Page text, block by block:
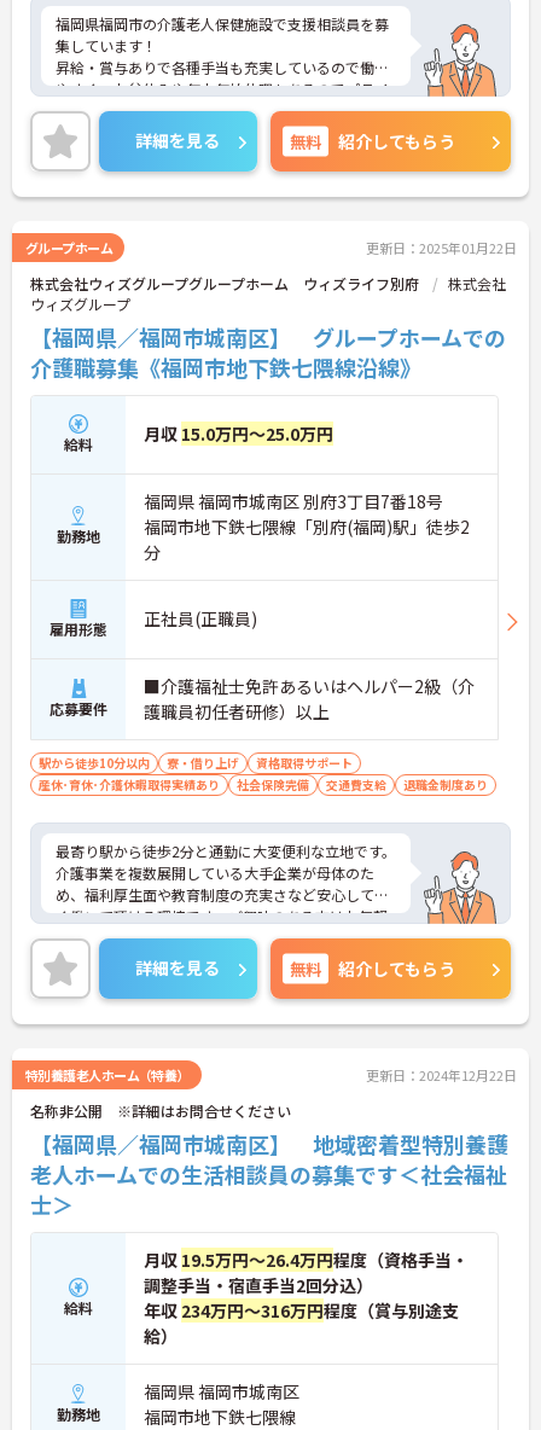
福岡県福岡市の介護老人保健施設で支援相談員を募
集しています！
昇給・賞与ありで各種手当も充実しているので働き
やすく、お盆休みや年末年始休暇もあるのでプライ
ベートも充実できます◎
ご興味のある方は、面接のポイントをお伝えします
のでご連絡ください♪
詳細を見る 無料 紹介してもらう
グループホーム 更新日：2025年01月22日
株式会社ウィズグループグループホーム ウィズライフ別府
株式会社
ウィズグループ
【福岡県／福岡市城南区】 グループホームでの
介護職募集《福岡市地下鉄七隈線沿線》
給料 月収 15.0万円～25.0万円
勤務地
福岡県 福岡市城南区 別府3丁目7番18号
福岡市地下鉄七隈線「別府(福岡)駅」徒歩2
分
雇用形態 正社員(正職員)
応募要件
■介護福祉士免許あるいはヘルパー2級（介
護職員初任者研修）以上
駅から徒歩10分以内 寮・借り上げ
資格取得サポート
産休･育休･介護休暇取得実績あり
社会保険完備 交通費支給 退職金制度あり
最寄り駅から徒歩2分と通勤に大変便利な立地です。
介護事業を複数展開している大手企業が母体のた
め、福利厚生面や教育制度の充実さなど安心して長
く働いて頂ける環境です。ご興味のある方はお気軽
にお問い合わせ下さいませ。
詳細を見る 無料 紹介してもらう
特別養護老人ホーム（特養） 更新日：2024年12月22日
名称非公開 ※詳細はお問合せください
【福岡県／福岡市城南区】 地域密着型特別養護
老人ホームでの生活相談員の募集です＜社会福祉
士＞
給料
月収 19.5万円～26.4万円程度（資格手当・
調整手当・宿直手当2回分込）
年収 234万円～316万円程度（賞与別途支
給）
勤務地
福岡県 福岡市城南区
福岡市地下鉄七隈線